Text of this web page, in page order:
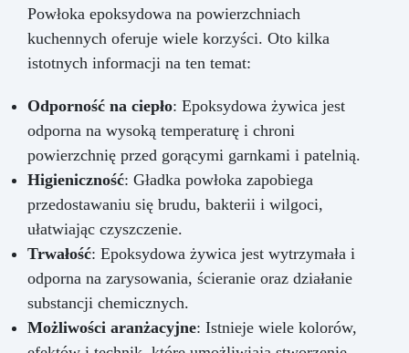
Powłoka epoksydowa na powierzchniach
kuchennych oferuje wiele korzyści. Oto kilka
istotnych informacji na ten temat:
Odporność na ciepło: Epoksydowa żywica jest
odporna na wysoką temperaturę i chroni
powierzchnię przed gorącymi garnkami i patelnią.
Higieniczność: Gładka powłoka zapobiega
przedostawaniu się brudu, bakterii i wilgoci,
ułatwiając czyszczenie.
Trwałość: Epoksydowa żywica jest wytrzymała i
odporna na zarysowania, ścieranie oraz działanie
substancji chemicznych.
Możliwości aranżacyjne: Istnieje wiele kolorów,